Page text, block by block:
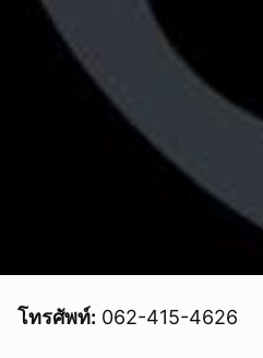
โทรศัพท์: 062-415-4626